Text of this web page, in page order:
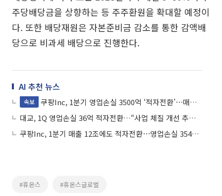
주당배당금을 상향하는 등 주주환원을 확대할 예정이
다. 또한 배당재원은 자본준비금 감소를 통한 감액배
당으로 비과세 배당으로 진행한다.
AI 추천 뉴스
속보
쿠팡Inc, 1분기 영업손실 3500억 ‘적자전환’⋯매출 12.4조
대교, 1Q 영업손실 36억 적자전환…“사업 체질 개선 추진할 것”
쿠팡Inc, 1분기 매출 12조에도 적자전환⋯영업손실 3545억원
#휴온스 #휴온스글로벌